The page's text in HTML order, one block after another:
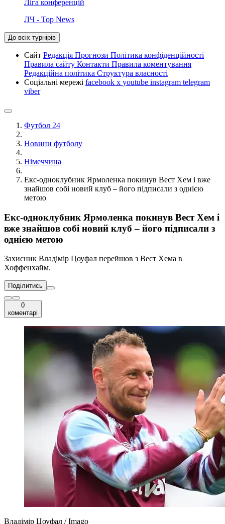
Ліга конференцій
ЛЧ - Top News
До всіх турнірів
Сайт Редакція Прогнози Політика конфіденційності
Правила сайту Контакти Правила коментування
Редакційна політика Структура власності
Соціальні мережі facebook x youtube instagram telegram
viber
Футбол 24
Новини футболу
Німеччина
Екс-одноклубник Ярмоленка покинув Вест Хем і вже
знайшов собі новий клуб – його підписали з однією
метою
Екс-одноклубник Ярмоленка покинув Вест Хем і
вже знайшов собі новий клуб – його підписали з
однією метою
Захисник Владімір Цоуфал перейшов з Вест Хема в
Хоффенхайм.
Поділитись
0
коментарі
Владімір Цоуфал / Imago